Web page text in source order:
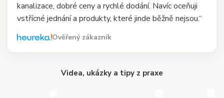
kanalizace, dobré ceny a rychlé dodání. Navíc oceňuji
vstřícné jednání a produkty, které jinde běžně nejsou.“
Ověřený zákazník
Videa, ukázky a tipy z praxe